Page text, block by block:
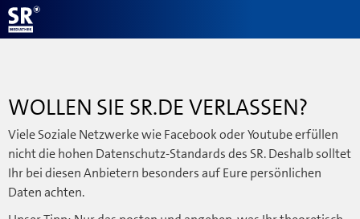
WOLLEN SIE SR.DE VERLASSEN?
Viele Soziale Netzwerke wie Facebook oder Youtube erfüllen
nicht die hohen Datenschutz-Standards des SR. Deshalb solltet
Ihr bei diesen Anbietern besonders auf Eure persönlichen
Daten achten.